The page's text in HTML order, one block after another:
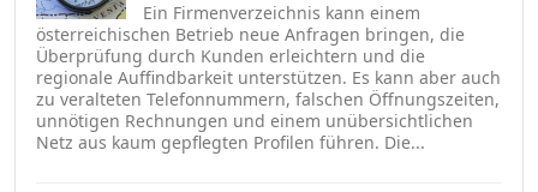
Ein Firmenverzeichnis kann einem
österreichischen Betrieb neue Anfragen bringen, die
Überprüfung durch Kunden erleichtern und die
regionale Auffindbarkeit unterstützen. Es kann aber auch
zu veralteten Telefonnummern, falschen Öffnungszeiten,
unnötigen Rechnungen und einem unübersichtlichen
Netz aus kaum gepflegten Profilen führen. Die...